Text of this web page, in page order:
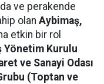
ve perakende
olan Aybimaş,
etkin bir rol
Yönetim Kurulu
ve Sanayi Odası
(Toptan ve